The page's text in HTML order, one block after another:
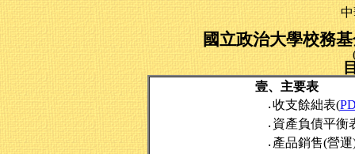
國立政治大學校務
壹、主要表
‧收支餘絀表(
‧ 資產負債平衡
‧ 產品銷售(營